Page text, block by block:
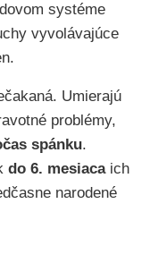
systéme
vyvolávajúce
Umierajú
problémy,
spánku.
do 6. mesiacaich
narodené